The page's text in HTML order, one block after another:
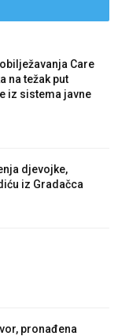
Care
na težak put
iz sistema javne
djevojke,
iz Gradačca
pronađena